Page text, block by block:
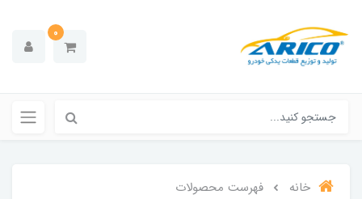
0
خانه فهرست محصولات